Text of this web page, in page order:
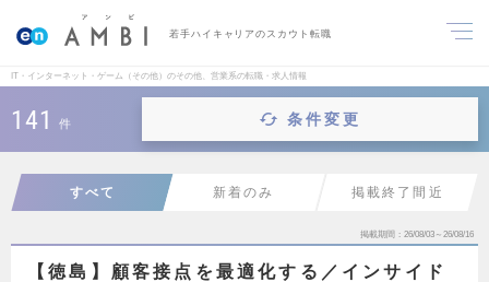
若手ハイキャリアのスカウト転職
IT・インターネット・ゲーム（その他）のその他、営業系の転職・求人情報
141 件 条件変更
すべて 新着のみ 掲載終了間近
掲載期間 26/08/03～26/08/16
【徳島】顧客接点を最適化する／インサイド